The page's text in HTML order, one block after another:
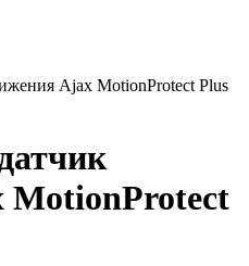
Ajax MotionProtect Plus
MotionProtect